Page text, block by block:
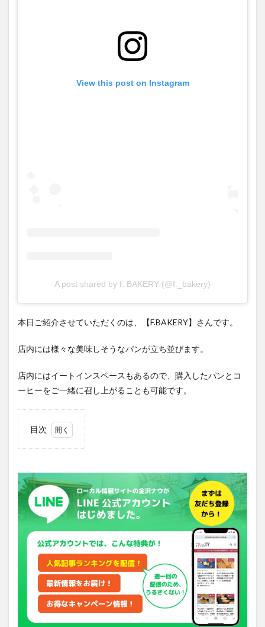
View this post on Instagram
A post shared by f. BAKERY (@f._bakery)
本日ご紹介させていただくのは、【F.BAKERY】さんです。
店内には様々な美味しそうなパンが立ち並びます。
店内にはイートインスペースもあるので、購入したパンとコ
ーヒーをご一緒に召し上がることも可能です。
目次
2
アク
セス